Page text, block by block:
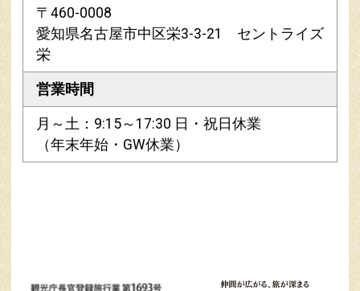
〒460-0008
愛知県名古屋市中区栄3-3-21 セントライズ
栄
営業時間
月～土：9:15～17:30 日・祝日休業
（年末年始・GW休業）